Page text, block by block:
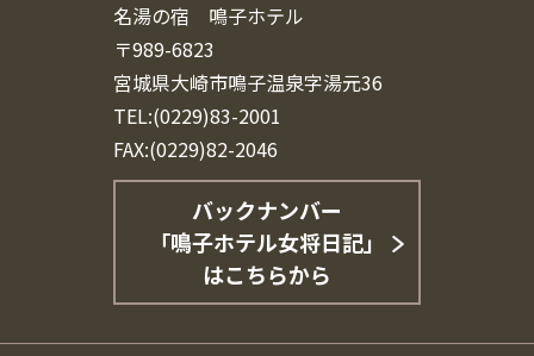
名湯の宿 鳴子ホテル
〒989-6823
宮城県大崎市鳴子温泉字湯元36
TEL:(0229)83-2001
FAX:(0229)82-2046
バックナンバー
「鳴子ホテル女将日記」
はこちらから